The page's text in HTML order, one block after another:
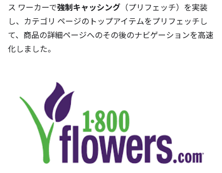
ス ワーカーで強制キャッシング （プリフェッチ）を実装
し、カテゴリ ページのトップアイテムをプリフェッチし
て、商品の詳細ページへのその後のナビゲーションを高速
化しました。